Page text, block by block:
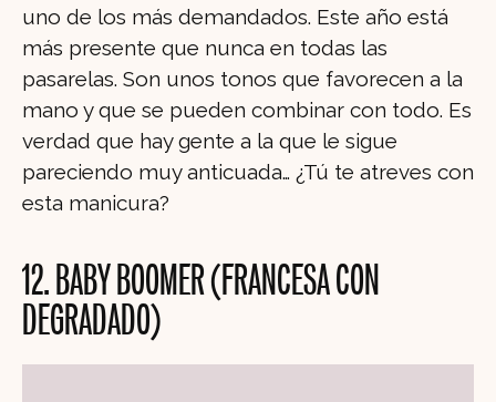
uno de los más demandados. Este año está
más presente que nunca en todas las
pasarelas. Son unos tonos que favorecen a la
mano y que se pueden combinar con todo. Es
verdad que hay gente a la que le sigue
pareciendo muy anticuada… ¿Tú te atreves con
esta manicura?
12. BABY BOOMER (FRANCESA CON
DEGRADADO)